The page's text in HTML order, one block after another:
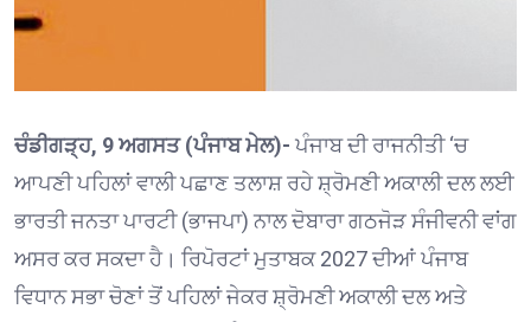
ਚੰਡੀਗੜ੍ਹ, 9 ਅਗਸਤ (ਪੰਜਾਬ ਮੇਲ)- ਪੰਜਾਬ ਦੀ ਰਾਜਨੀਤੀ ‘ਚ
ਆਪਣੀ ਪਹਿਲਾਂ ਵਾਲੀ ਪਛਾਣ ਤਲਾਸ਼ ਰਹੇ ਸ਼੍ਰੋਮਣੀ ਅਕਾਲੀ ਦਲ ਲਈ
ਭਾਰਤੀ ਜਨਤਾ ਪਾਰਟੀ (ਭਾਜਪਾ) ਨਾਲ ਦੋਬਾਰਾ ਗਠਜੋੜ ਸੰਜੀਵਨੀ ਵਾਂਗ
ਅਸਰ ਕਰ ਸਕਦਾ ਹੈ। ਰਿਪੋਰਟਾਂ ਮੁਤਾਬਕ 2027 ਦੀਆਂ ਪੰਜਾਬ
ਵਿਧਾਨ ਸਭਾ ਚੋਣਾਂ ਤੋਂ ਪਹਿਲਾਂ ਜੇਕਰ ਸ਼੍ਰੋਮਣੀ ਅਕਾਲੀ ਦਲ ਅਤੇ